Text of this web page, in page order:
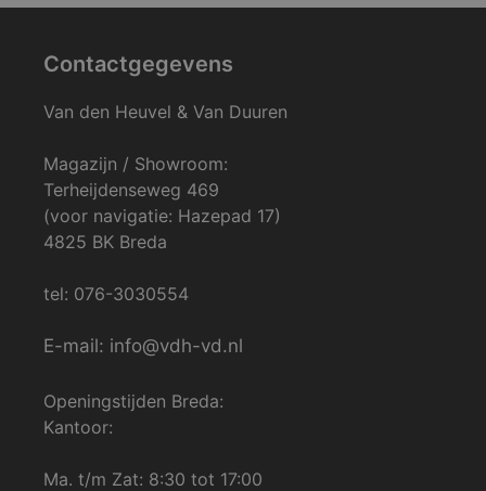
Contactgegevens
Van den Heuvel & Van Duuren
Magazijn / Showroom:
Terheijdenseweg 469
(voor navigatie: Hazepad 17)
4825 BK Breda
tel: 076-3030554
E-mail: info@vdh-vd.nl
Openingstijden Breda:
Kantoor:
Ma. t/m Zat: 8:30 tot 17:00